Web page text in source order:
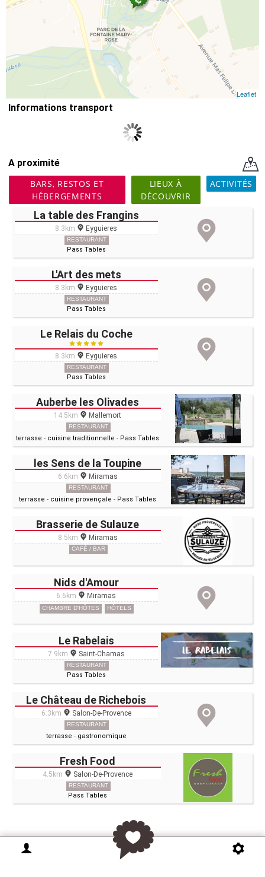
Leaflet
Informations transport
A proximité
BARS, RESTOS ET
HÉBERGEMENTS
LIEUX À
DÉCOUVRIR
ACTIVITÉS
La table des Frangins
8.3km Eyguieres
RESTAURANT
Pass Tables
L'Art des mets
8.3km Eyguieres
RESTAURANT
Pass Tables
Le Relais du Coche
8.3km Eyguieres
RESTAURANT
Pass Tables
Auberbe les Olivades
14.5km Mallemort
RESTAURANT
terrasse - cuisine traditionnelle - Pass Tables
les Sens de la Toupine
6.6km Miramas
RESTAURANT
terrasse - cuisine provençale - Pass Tables
Brasserie de Sulauze
8.5km Miramas
CAFÉ / BAR
Nids d'Amour
6.6km Miramas
CHAMBRE D'HÔTES HÔTELS
Le Rabelais
7.9km Saint-Chamas
RESTAURANT
Pass Tables
Le Château de Richebois
6.3km Salon-De-Provence
RESTAURANT
terrasse - gastronomique
Fresh Food
4.5km Salon-De-Provence
RESTAURANT
Pass Tables